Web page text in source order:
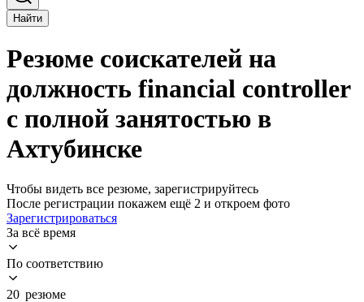
Найти
Резюме соискателей на
должность financial controller
с полной занятостью в
Ахтубинске
Чтобы видеть все резюме, зарегистрируйтесь
После регистрации покажем ещё 2 и откроем фото
Зарегистрироваться
За всё время
По соответствию
20 резюме